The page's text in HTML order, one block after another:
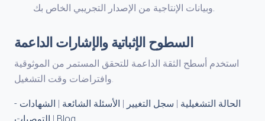
وبيانات الإنتاجية من الإصدار التجريبي الخاص بك.
السطوح الإثباتية والإشارات الداعمة
استخدم أسطح الثقة الداعمة للتحقق المستمر من الموثوقية
وافتراضات وقت التشغيل.
الحالة التشغيلية سجل التغيير الأسئلة الشائعة
الشهادات -